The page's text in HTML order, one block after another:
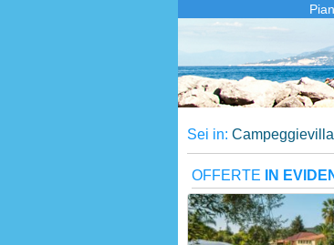
Sei in:
OFFERTE IN